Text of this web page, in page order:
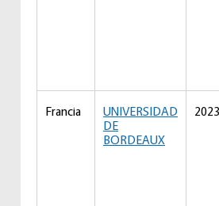
Francia
UNIVERSIDAD
DE
BORDEAUX
2023